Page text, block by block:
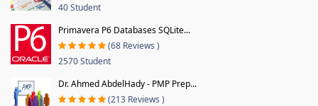
40 Student
Primavera P6 Databases SQLite...
(68 Reviews )
2570 Student
Dr. Ahmed AbdelHady - PMP Prep...
(213 Reviews )